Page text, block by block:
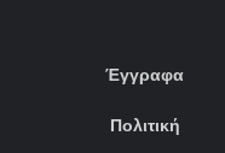
Έγγραφα
Πολιτική